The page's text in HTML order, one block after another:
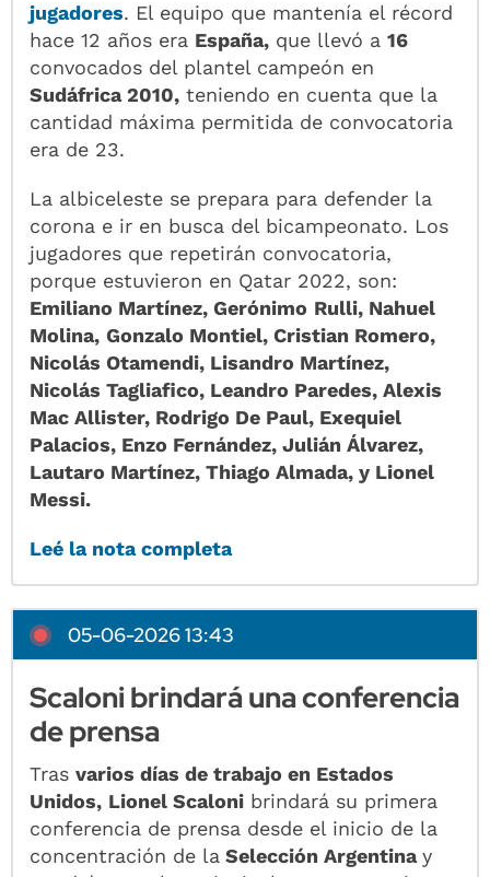
jugadores. El equipo que mantenía el récord
hace 12 años era España, que llevó a16
convocados del plantel campeón en
Sudáfrica 2010, teniendo en cuenta que la
cantidad máxima permitida de convocatoria
era de 23.
La albiceleste se prepara para defender la
corona e ir en busca del bicampeonato. Los
jugadores que repetirán convocatoria,
porque estuvieron en Qatar 2022, son:
Emiliano Martínez, Gerónimo Rulli, Nahuel
Molina, Gonzalo Montiel, Cristian Romero,
Nicolás Otamendi, Lisandro Martínez,
Nicolás Tagliafico, Leandro Paredes, Alexis
Mac Allister, Rodrigo De Paul, Exequiel
Palacios, Enzo Fernández, Julián Álvarez,
Lautaro Martínez, Thiago Almada, y Lionel
Messi.
Leé la nota completa
05-06-2026 13:43
Scaloni brindará una conferencia
de prensa
Trasvarios días de trabajo en Estados
Unidos, Lionel Scaloni brindará su primera
conferencia de prensa desde el inicio de la
concentración de la Selección Argentinay